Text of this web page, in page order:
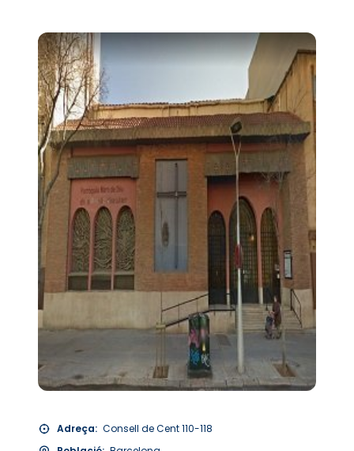
Adreça: Consell de Cent 110-118